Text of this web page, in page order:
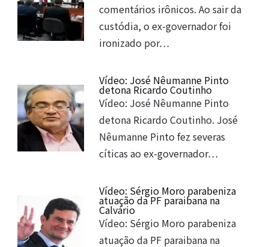
comentários irônicos. Ao sair da
custódia, o ex-governador foi
ironizado por…
Vídeo: José Nêumanne Pinto
detona Ricardo Coutinho
Vídeo: José Nêumanne Pinto
detona Ricardo Coutinho. José
Nêumanne Pinto fez severas
cíticas ao ex-governador…
Vídeo: Sérgio Moro parabeniza
atuação da PF paraibana na
Calvário
Vídeo: Sérgio Moro parabeniza
atuação da PF paraibana na